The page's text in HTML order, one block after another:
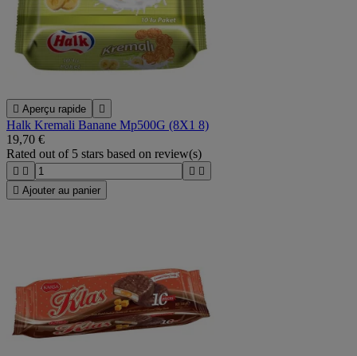
 Aperçu rapide 
Halk Kremali Banane Mp500G (8X1 8)
19,70 €
Rated out of 5 stars based on review(s)
   
 Ajouter au panier